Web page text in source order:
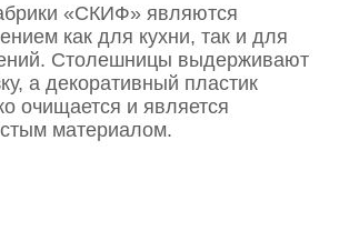
«СКИФ» являются
как для кухни, так и для
Столешницы выдерживают
а декоративный пластик
очищается и является
материалом.